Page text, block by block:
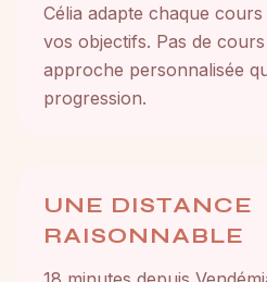
Célia adapte chaque
vos objectifs. Pas de
approche personnalisée
progression.
UNE DISTANCE
RAISONNABLE